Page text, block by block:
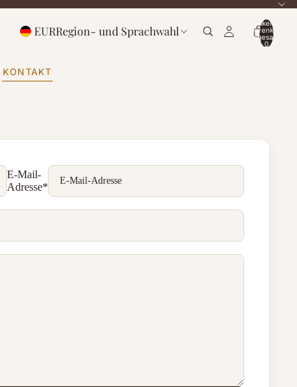
EURRegion- und Sprachwahl
Artikel im
Warenkorb
insgesamt:
0
KONTAKT
E-Mail-
Adresse*